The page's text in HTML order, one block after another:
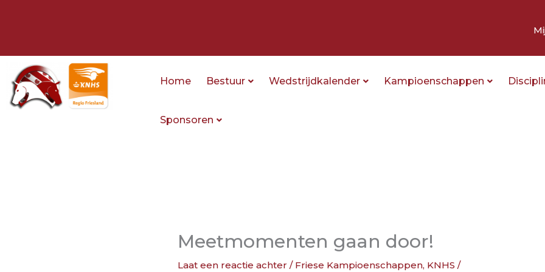
inhoud
Home Bestuur Wedstrijdkalender Kampioenschappen
Sponsoren
Meetmomenten gaan door!
Laat een reactie achter / Friese Kampioenschappen, KNHS /